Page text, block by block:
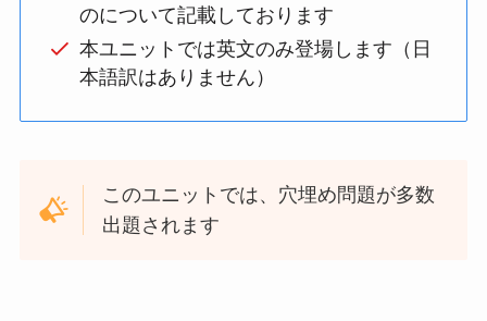
のについて記載しております
本ユニットでは英文のみ登場します（日
本語訳はありません）
このユニットでは、穴埋め問題が多数
出題されます